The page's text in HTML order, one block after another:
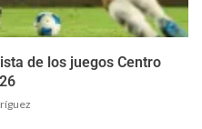
de los juegos Centro